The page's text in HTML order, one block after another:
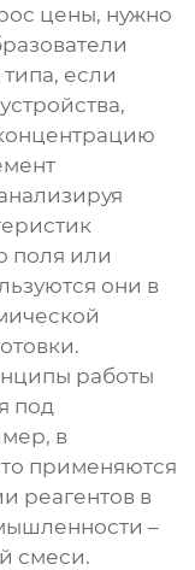
цены, нужно
, если
поля или
они в
работы
под
в
применяются
реагентов в
–
смеси.